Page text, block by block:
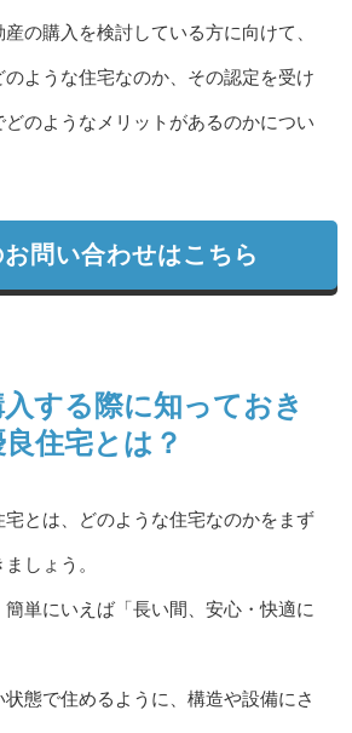
の購入を検討している方に向けて、
ような住宅なのか、その認定を受け
どのようなメリットがあるのかについ
問い合わせはこちら
する際に知っておき
住宅とは？
宅とは、どのような住宅なのかをまず
しょう。
単にいえば「長い間、安心・快適に
態で住めるように、構造や設備にさ